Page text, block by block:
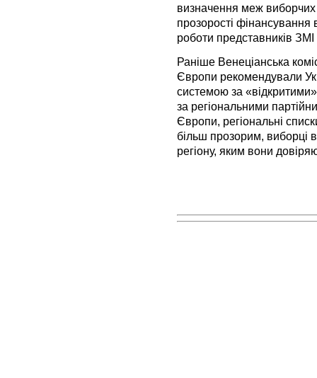
визначення меж виборчих
прозорості фінансування
роботи представників
Раніше Венеціанська
Європи рекомендували
системою за
за регіональними
Європи, регіональні
більш прозорим, виборці
регіону, яким вони